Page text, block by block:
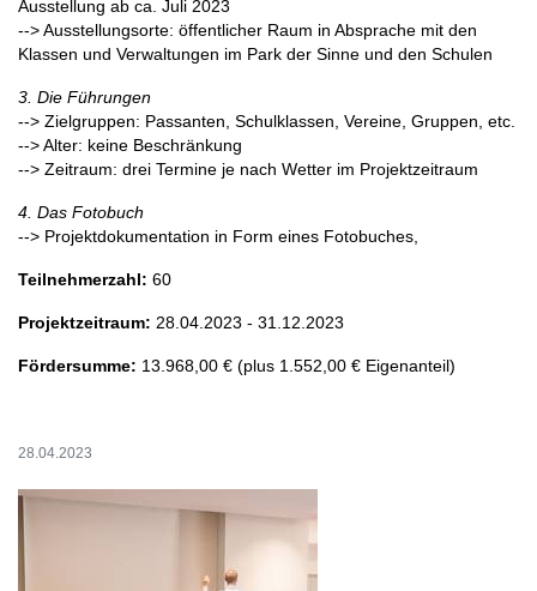
Ausstellung ab ca. Juli 2023
--> Ausstellungsorte: öffentlicher Raum in Absprache mit den
Klassen und Verwaltungen im Park der Sinne und den Schulen
3. Die Führungen
--> Zielgruppen: Passanten, Schulklassen, Vereine, Gruppen, etc.
--> Alter: keine Beschränkung
--> Zeitraum: drei Termine je nach Wetter im Projektzeitraum
4. Das Fotobuch
--> Projektdokumentation in Form eines Fotobuches,
Teilnehmerzahl: 60
Projektzeitraum: 28.04.2023 - 31.12.2023
Fördersumme: 13.968,00 € (plus 1.552,00 € Eigenanteil)
28.04.2023